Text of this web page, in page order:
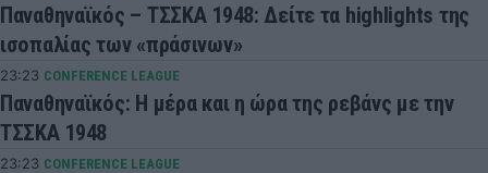
Παναθηναϊκός – ΤΣΣΚΑ 1948: Δείτε τα highlights της
ισοπαλίας των «πράσινων»
23:23 CONFERENCE LEAGUE
Παναθηναϊκός: Η μέρα και η ώρα της ρεβάνς με την
ΤΣΣΚΑ 1948
23:23 CONFERENCE LEAGUE